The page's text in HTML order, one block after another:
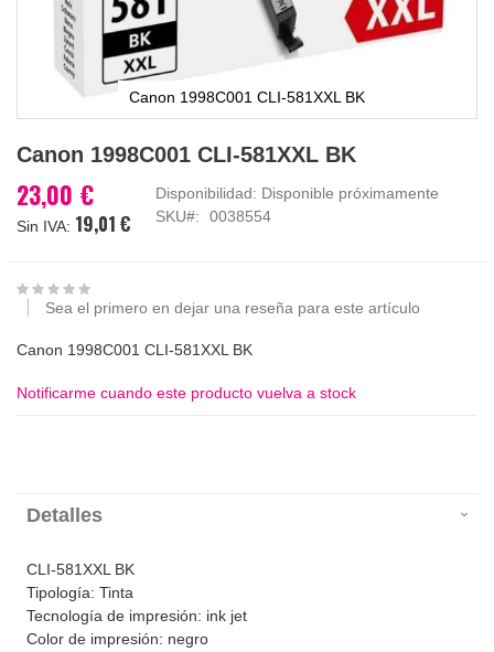
Canon 1998C001 CLI-581XXL BK
al
de
la
imágenes
Canon 1998C001 CLI-581XXL BK
23,00 €
19,01 €
Disponibilidad: Disponible próximamente
SKU
0038554
Sea el primero en dejar una reseña para este artículo
Canon 1998C001 CLI-581XXL BK
Notificarme cuando este producto vuelva a stock
Detalles
CLI-581XXL BK
Tipología: Tinta
Tecnología de impresión: ink jet
Color de impresión: negro